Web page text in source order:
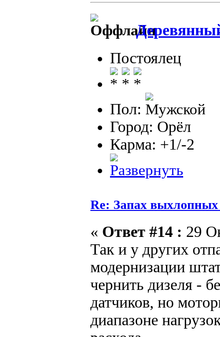
Постоялец
Пол:
Город: Орёл
Карма: +1/-2
Re: Запах выхлопных
« Ответ #14 : 29
Так и у других
модернизации
чернить дизеля -
датчиков, но
диапазоне